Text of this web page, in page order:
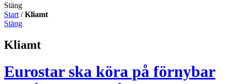
Stäng
Start /Kliamt
Stäng
Kliamt
Eurostar ska köra på förnybar